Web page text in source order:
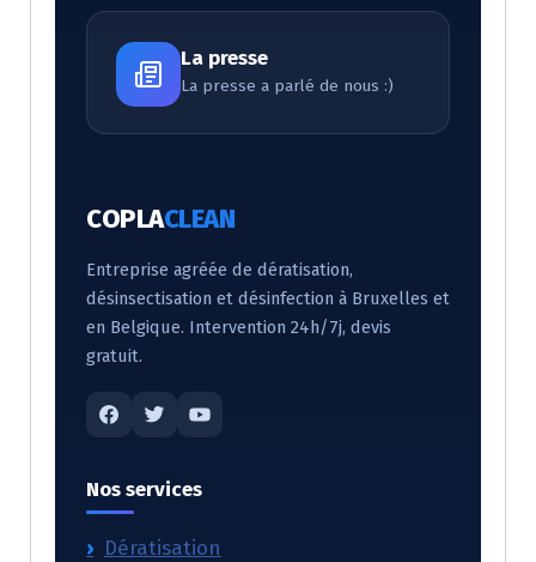
La presse
La presse a parlé de nous :)
COPLACLEAN
Entreprise agréée de dératisation,
désinsectisation et désinfection à Bruxelles et
en Belgique. Intervention 24h/7j, devis
gratuit.
Nos services
Dératisation